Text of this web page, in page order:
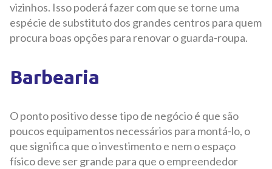
vizinhos. Isso poderá fazer com que se torne uma
espécie de substituto dos grandes centros para quem
procura boas opções para renovar o guarda-roupa.
Barbearia
O ponto positivo desse tipo de negócio é que são
poucos equipamentos necessários para montá-lo, o
que significa que o investimento e nem o espaço
físico deve ser grande para que o empreendedor